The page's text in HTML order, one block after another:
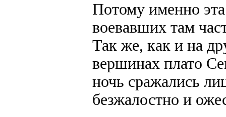
Потому именно
воевавших там
Так же, как и на
вершинах плато
ночь сражались
безжалостно и